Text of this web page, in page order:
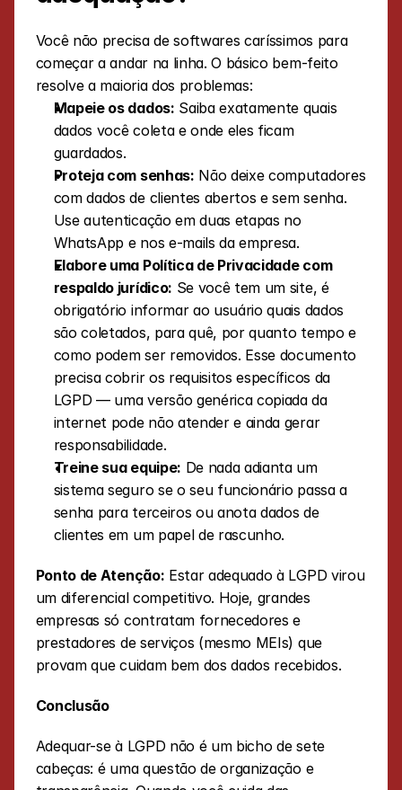
Você não precisa de softwares caríssimos para
começar a andar na linha. O básico bem-feito
resolve a maioria dos problemas:
Mapeie os dados: Saiba exatamente quais
dados você coleta e onde eles ficam
guardados.
Proteja com senhas: Não deixe computadores
com dados de clientes abertos e sem senha.
Use autenticação em duas etapas no
WhatsApp e nos e-mails da empresa.
Elabore uma Política de Privacidade com
respaldo jurídico: Se você tem um site, é
obrigatório informar ao usuário quais dados
são coletados, para quê, por quanto tempo e
como podem ser removidos. Esse documento
precisa cobrir os requisitos específicos da
LGPD — uma versão genérica copiada da
internet pode não atender e ainda gerar
responsabilidade.
Treine sua equipe: De nada adianta um
sistema seguro se o seu funcionário passa a
senha para terceiros ou anota dados de
clientes em um papel de rascunho.
Ponto de Atenção: Estar adequado à LGPD virou
um diferencial competitivo. Hoje, grandes
empresas só contratam fornecedores e
prestadores de serviços (mesmo MEIs) que
provam que cuidam bem dos dados recebidos.
Conclusão
Adequar-se à LGPD não é um bicho de sete
cabeças: é uma questão de organização e